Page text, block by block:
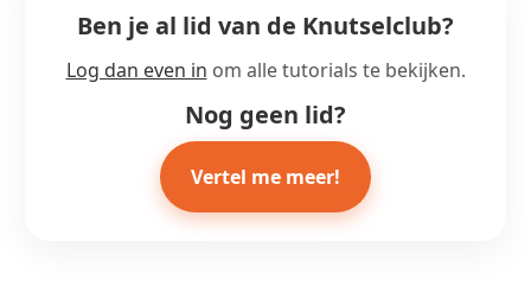
Ben je al lid van de Knutselclub?
Log dan even in om alle tutorials te bekijken.
Nog geen lid?
Vertel me meer!